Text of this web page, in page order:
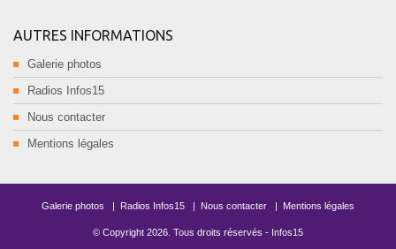
AUTRES INFORMATIONS
Galerie photos
Radios Infos15
Nous contacter
Mentions légales
Galerie photos | Radios Infos15 | Nous contacter | Mentions légales
© Copyright 2026 . Tous droits réservés - Infos15